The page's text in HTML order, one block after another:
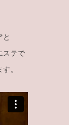
と
ステで
。